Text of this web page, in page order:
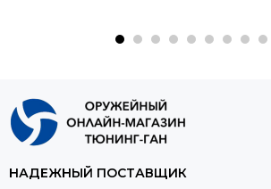
НАДЕЖНЫЙ ПОСТАВЩИК